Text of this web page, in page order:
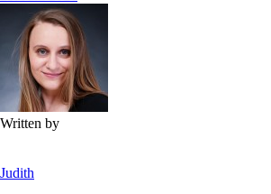
Written by
Judith